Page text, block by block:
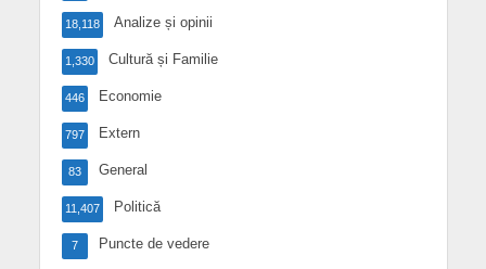
Analize și opinii
18,118
Cultură și Familie
1,330
Economie
446
Extern
797
General
83
Politică
11,407
Puncte de vedere
7